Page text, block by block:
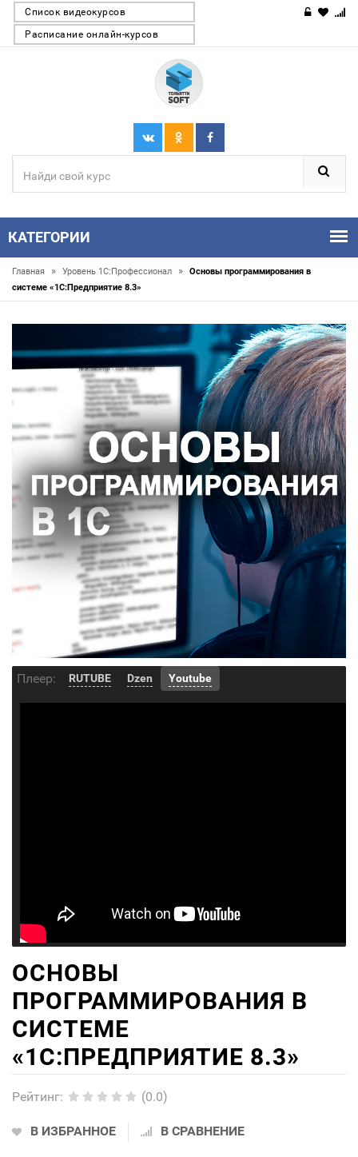
Список видеокурсов
Расписание онлайн-курсов
КАТЕГОРИИ
Главная » Уровень 1С:Профессионал »
Основы программирования в
системе «1C:Предприятие 8.3»
Плеер: RUTUBE Dzen Youtube
ОСНОВЫ
ПРОГРАММИРОВАНИЯ В
СИСТЕМЕ
«1C:ПРЕДПРИЯТИЕ 8.3»
Рейтинг: (0.0)
В ИЗБРАННОЕ В СРАВНЕНИЕ